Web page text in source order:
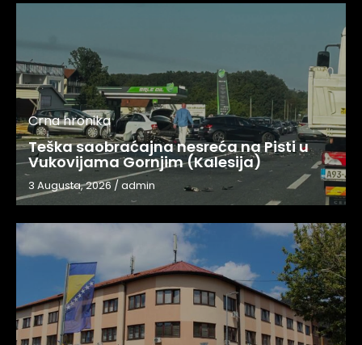
Crna hronika
Teška saobraćajna nesreća na Pisti u
Vukovijama Gornjim (Kalesija)
3 Augusta, 2026/admin